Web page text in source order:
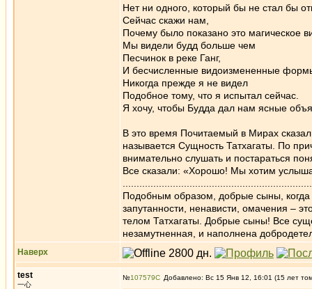
Нет ни одного, который бы не стал бы
Сейчас скажи нам,
Почему было показано это магическое
Мы видели будд больше чем
Песчинок в реке Ганг,
И бесчисленные видоизмененные
Никогда прежде я не видел
Подобное тому, что я испытал сейчас.
Я хочу, чтобы Будда дал нам ясные
В это время Почитаемый в Мирах
называется Сущность Татхагаты. По
внимательно слушать и постараться
Все сказали: «Хорошо! Мы хотим
Подобным образом, добрые сыны, когда
запутанности, ненависти, омачения –
телом Татхагаты. Добрые сыны! Все
незамутненная, и наполнена
Наверх
test
一心
№107579 Добавлено: Вс 15 Янв 12, 16:01 (15 лет